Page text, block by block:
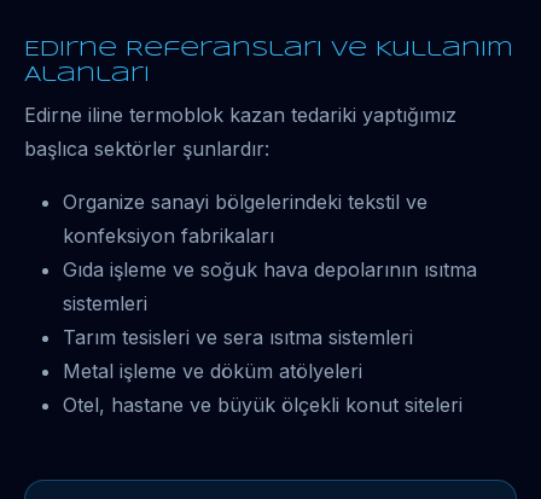
Edirne Referansları ve Kullanım
Alanları
Edirne iline termoblok kazan tedariki yaptığımız
başlıca sektörler şunlardır:
Organize sanayi bölgelerindeki tekstil ve
konfeksiyon fabrikaları
Gıda işleme ve soğuk hava depolarının ısıtma
sistemleri
Tarım tesisleri ve sera ısıtma sistemleri
Metal işleme ve döküm atölyeleri
Otel, hastane ve büyük ölçekli konut siteleri